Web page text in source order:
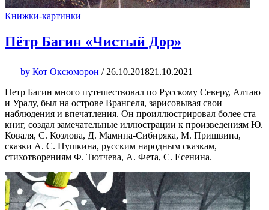
Книжки-картинки
Пётр Багин «Чистый Дор»
by Кот Оксюморон / 26.10.201821.10.2021
Петр Багин много путешествовал по Русскому Северу, Алтаю
и Уралу, был на острове Врангеля, зарисовывая свои
наблюдения и впечатления. Он проиллюстрировал более ста
книг, создал замечательные иллюстрации к произведениям Ю.
Коваля, С. Козлова, Д. Мамина-Сибиряка, М. Пришвина,
сказки А. С. Пушкина, русским народным сказкам,
стихотворениям Ф. Тютчева, А. Фета, С. Есенина.